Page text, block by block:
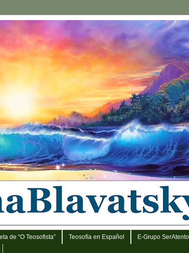
de “O Teosofista” Teosofía en Español E-Grupo SerAtento